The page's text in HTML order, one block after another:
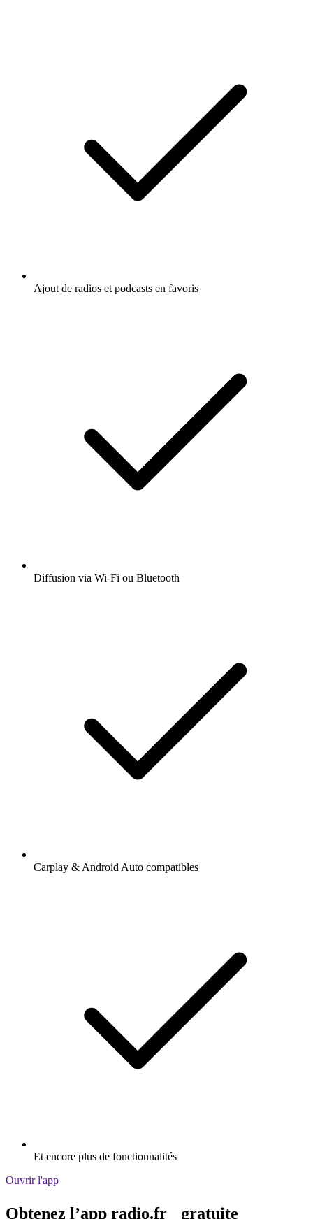
Ajout de radios et podcasts en favoris
Diffusion via Wi-Fi ou Bluetooth
Carplay & Android Auto compatibles
Et encore plus de fonctionnalités
Ouvrir l'app
Obtenez l’app radio.fr gratuite